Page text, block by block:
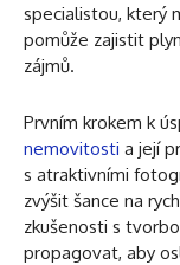
specialistou, který
pomůže zajistit
zájmů.
Prvním krokem k
nemovitosti a její
s atraktivními
zvýšit šance na
zkušenosti s
propagovat, aby